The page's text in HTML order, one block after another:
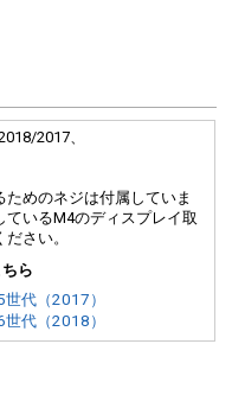
2017、
めのネジは付属していま
ているM4のディスプレイ取
さい。
ら
代（2017）
代（2018）